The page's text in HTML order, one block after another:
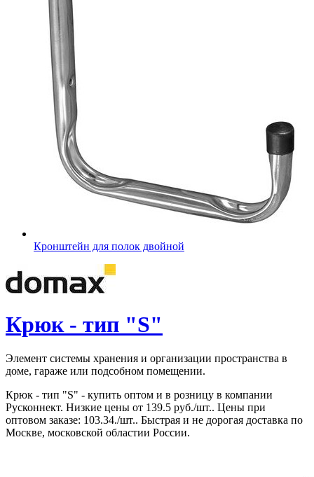
Кронштейн для полок двойной
Крюк - тип "S"
Элемент системы хранения и организации пространства в
доме, гараже или подсобном помещении.
Крюк - тип "S" - купить оптом и в розницу в компании
Русконнект. Низкие цены от 139.5 руб./шт.. Цены при
оптовом заказе: 103.34./шт.. Быстрая и не дорогая доставка по
Москве, московской областии России.